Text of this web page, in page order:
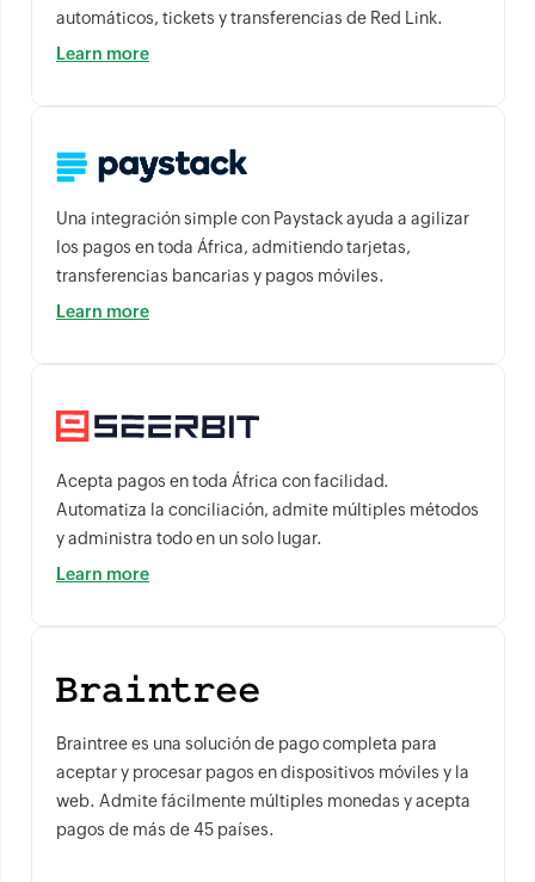
automáticos, tickets y transferencias de Red Link.
Learn more
Una integración simple con Paystack ayuda a agilizar
los pagos en toda África, admitiendo tarjetas,
transferencias bancarias y pagos móviles.
Learn more
Acepta pagos en toda África con facilidad.
Automatiza la conciliación, admite múltiples métodos
y administra todo en un solo lugar.
Learn more
Braintree es una solución de pago completa para
aceptar y procesar pagos en dispositivos móviles y la
web. Admite fácilmente múltiples monedas y acepta
pagos de más de 45 países.